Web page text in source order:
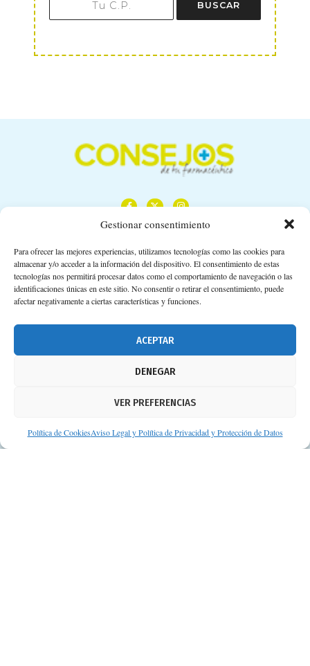
Gestionar consentimiento
Para ofrecer las mejores experiencias, utilizamos tecnologías como las cookies para
almacenar y/o acceder a la información del dispositivo. El consentimiento de estas
tecnologías nos permitirá procesar datos como el comportamiento de navegación o las
identificaciones únicas en este sitio. No consentir o retirar el consentimiento, puede
afectar negativamente a ciertas características y funciones.
ACEPTAR
DENEGAR
VER PREFERENCIAS
Política de CookiesAviso Legal y Política de Privacidad y Protección de Datos
BUSCAR
Calle Camino de los Descubrimientos, 11,
Planta 3ª 41092 – Sevilla
674 02 62 03
Aviso legal
Protección de datos personales
Suscripción a Newsletter